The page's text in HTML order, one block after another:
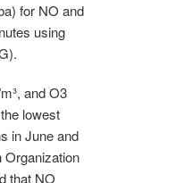
for NO and
using
and O3
lowest
in June and
Organization
that NO